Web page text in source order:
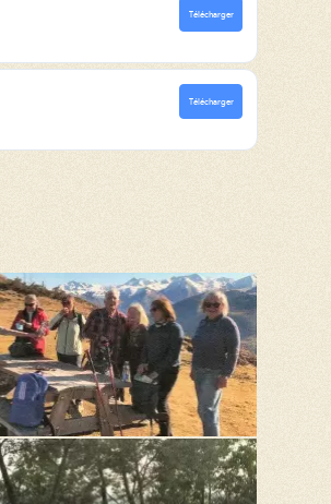
Télécharger
Télécharger